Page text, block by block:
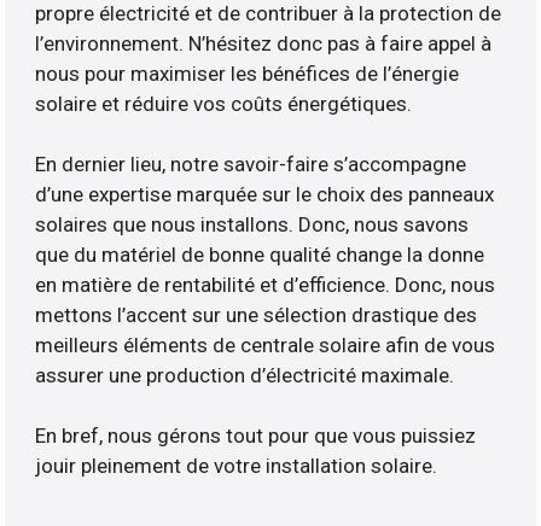
propre électricité et de contribuer à la protection de
l’environnement. N’hésitez donc pas à faire appel à
nous pour maximiser les bénéfices de l’énergie
solaire et réduire vos coûts énergétiques.
En dernier lieu, notre savoir-faire s’accompagne
d’une expertise marquée sur le choix des panneaux
solaires que nous installons. Donc, nous savons
que du matériel de bonne qualité change la donne
en matière de rentabilité et d’efficience. Donc, nous
mettons l’accent sur une sélection drastique des
meilleurs éléments de centrale solaire afin de vous
assurer une production d’électricité maximale.
En bref, nous gérons tout pour que vous puissiez
jouir pleinement de votre installation solaire.